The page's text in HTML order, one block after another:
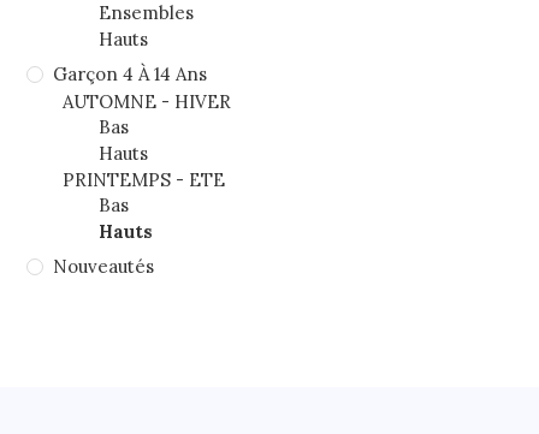
Ensembles
Hauts
Garçon 4 À 14 Ans
AUTOMNE - HIVER
Bas
Hauts
PRINTEMPS - ETE
Bas
Hauts
Nouveautés